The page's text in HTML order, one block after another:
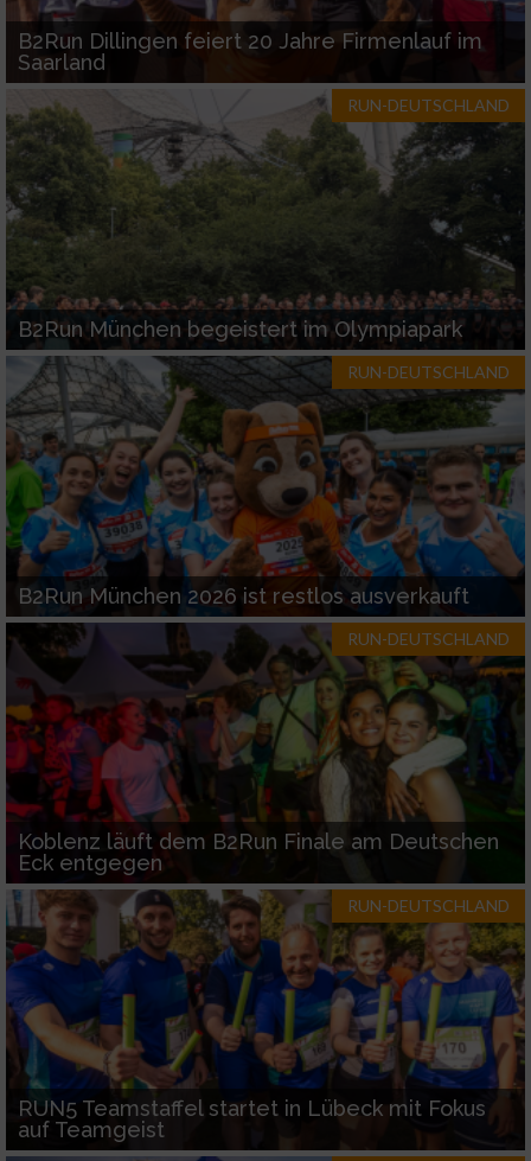
B2Run Dillingen feiert 20 Jahre Firmenlauf im
Saarland
RUN-DEUTSCHLAND
B2Run München begeistert im Olympiapark
RUN-DEUTSCHLAND
B2Run München 2026 ist restlos ausverkauft
RUN-DEUTSCHLAND
Koblenz läuft dem B2Run Finale am Deutschen
Eck entgegen
RUN-DEUTSCHLAND
RUN5 Teamstaffel startet in Lübeck mit Fokus
auf Teamgeist